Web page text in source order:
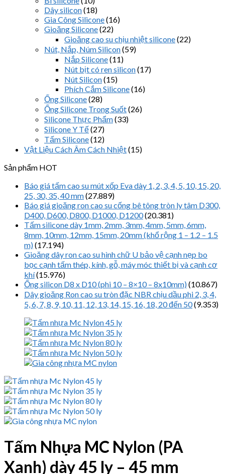
Dây silicon(18)
Gia Công Silicone(16)
Gioăng Silicone(22)
Gioăng cao su chịu nhiệt silicone(22)
Nút, Nắp, Núm Silicon(59)
Nắp Silicone(11)
Nút bịt có ren silicon(17)
Nút Silicon(15)
Phích Cắm Silicone(16)
Ống Silicone(28)
Ống Silicone Trong Suốt(26)
Silicone Thực Phẩm(33)
Silicone Y Tế(27)
Tấm Silicone(12)
Vật Liệu Cách Âm Cách Nhiệt(15)
Sản phẩm HOT
Báo giá tấm cao su mút xốp Eva dày 1, 2, 3, 4, 5, 10, 15, 20,
25, 30, 35, 40 mm(27.889)
Báo giá gioăng ron cao su cống bê tông tròn ly tâm D300,
D400, D600, D800, D1000, D1200(20.381)
Tấm silicone dày 1mm, 2mm, 3mm, 4mm, 5mm, 6mm,
8mm, 10mm, 12mm, 15mm, 20mm (khổ rộng 1 – 1.2 – 1.5
m)(17.194)
Gioăng dây ron cao su hình chữ U bảo vệ cạnh nẹp bo
bọc cạnh tấm thép, kính, gỗ, máy móc thiết bị và cạnh cơ
khí(15.976)
Ống silicon D8 x D10 (phi 10 – 8×10 – 8x10mm)(10.867)
Dây gioăng Ron cao su tròn đặc NBR chịu dầu phi 2, 3, 4,
5, 6, 7, 8, 9, 10, 11, 12, 13, 14, 15, 16, 18, 20 đến 50(9.353)
Tấm Nhựa MC Nylon (PA
Xanh) dày 45 ly – 45 mm